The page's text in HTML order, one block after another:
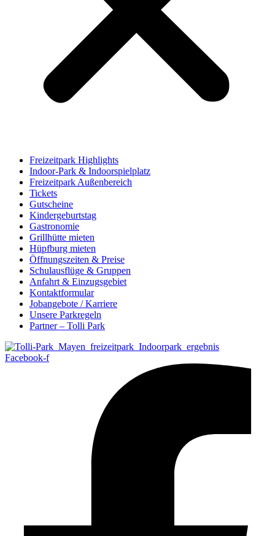
Freizeitpark Highlights
Indoor-Park & Indoorspielplatz
Freizeitpark Außenbereich
Tickets
Gutscheine
Kindergeburtstag
Gastronomie
Grillhütte mieten
Hüpfburg mieten
Öffnungszeiten & Preise
Schulausflüge & Gruppen
Anfahrt & Einzugsgebiet
Kontaktformular
Jobangebote / Karriere
Unsere Parkregeln
Partner – Tolli Park
Facebook-f